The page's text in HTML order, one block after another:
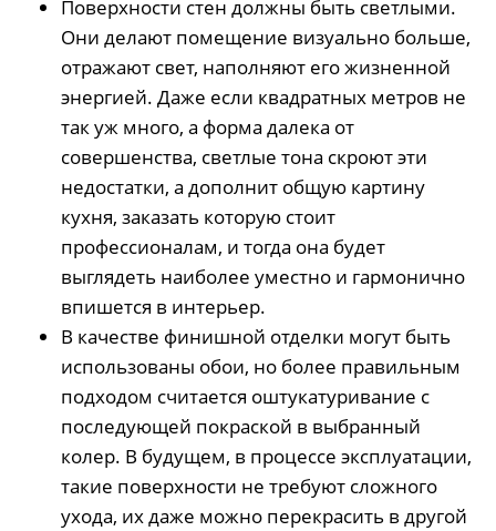
Поверхности стен должны быть светлыми.
Они делают помещение визуально больше,
отражают свет, наполняют его жизненной
энергией. Даже если квадратных метров не
так уж много, а форма далека от
совершенства, светлые тона скроют эти
недостатки, а дополнит общую картину
кухня, заказать которую стоит
профессионалам, и тогда она будет
выглядеть наиболее уместно и гармонично
впишется в интерьер.
В качестве финишной отделки могут быть
использованы обои, но более правильным
подходом считается оштукатуривание с
последующей покраской в выбранный
колер. В будущем, в процессе эксплуатации,
такие поверхности не требуют сложного
ухода, их даже можно перекрасить в другой